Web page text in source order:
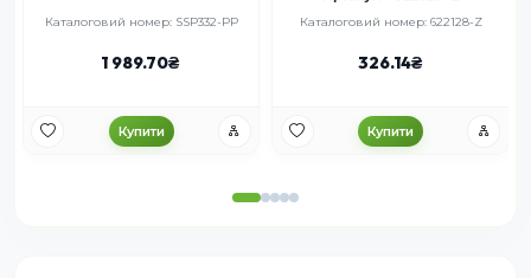
Каталоговий номер: SSP332-PP
1 989.70
Купити
Каталоговий номер: 622128-Z
326.14
Купити